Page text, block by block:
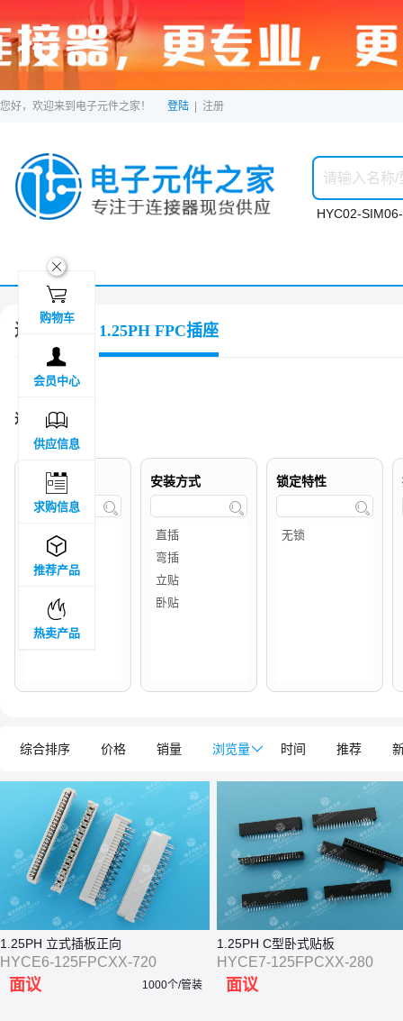
您好，欢迎来到电子元件之家！ 登陆 注册
HYC02-
连接器 1.25PH FPC插座
过滤结果 :
品牌属地

安装方式

锁定特性

综合排序 价格 销量 浏览量 时间 推荐
1.25PH 立式插板正向
HYCE6-125FPCXX-720
面议 1000个/管装
1.25PH C型卧式贴板
HYCE7-125FPCXX-280
面议
ဆ

购物车

会员中心

供应信息

求购信息

推荐产品

热卖产品